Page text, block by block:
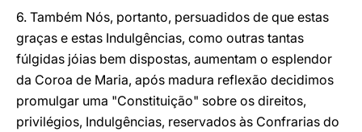
6. Também Nós, portanto, persuadidos de que estas
graças e estas Indulgências, como outras tantas
fúlgidas jóias bem dispostas, aumentam o esplendor
da Coroa de Maria, após madura reflexão decidimos
promulgar uma "Constituição" sobre os direitos,
privilégios, Indulgências, reservados às Confrarias do